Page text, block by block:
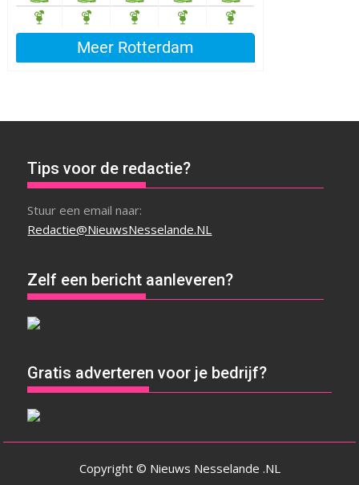
Tips voor de redactie?
Stuur een email naar:
Redactie@NieuwsNesselande.NL
Zelf een bericht aanleveren?
Gratis adverteren voor je bedrijf?
Copyright © Nieuws Nesselande .NL